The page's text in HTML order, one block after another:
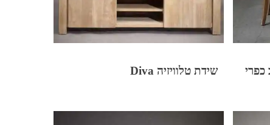
שידת טלוויזיה Diva